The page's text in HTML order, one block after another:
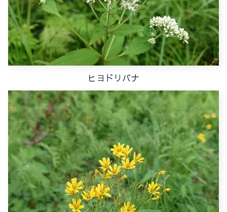
ヒヨドリバナ